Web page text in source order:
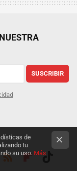
SUSCRIBIR
de
tu
su uso. Más